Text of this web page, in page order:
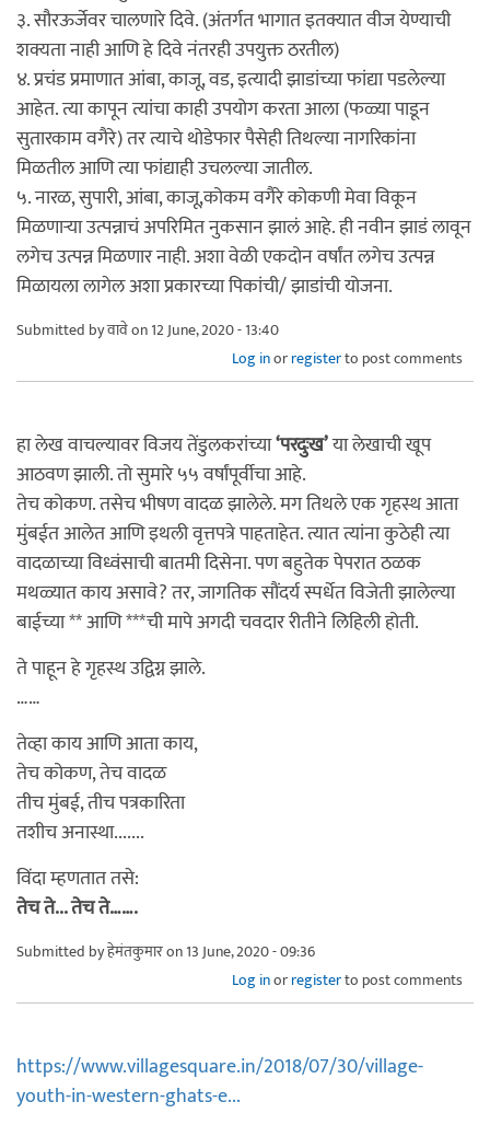
३. सौरऊर्जेवर चालणारे दिवे. (अंतर्गत भागात इतक्यात वीज येण्याची
शक्यता नाही आणि हे दिवे नंतरही उपयुक्त ठरतील)
४. प्रचंड प्रमाणात आंबा, काजू, वड, इत्यादी झाडांच्या फांद्या पडलेल्या
आहेत. त्या कापून त्यांचा काही उपयोग करता आला (फळ्या पाडून
सुतारकाम वगैरे) तर त्याचे थोडेफार पैसेही तिथल्या नागरिकांना
मिळतील आणि त्या फांद्याही उचलल्या जातील.
५. नारळ, सुपारी, आंबा, काजू,कोकम वगैरे कोकणी मेवा विकून
मिळणाऱ्या उत्पन्नाचं अपरिमित नुकसान झालं आहे. ही नवीन झाडं लावून
लगेच उत्पन्न मिळणार नाही. अशा वेळी एकदोन वर्षांत लगेच उत्पन्न
मिळायला लागेल अशा प्रकारच्या पिकांची/ झाडांची योजना.
Submitted byवावेon 12 June, 2020 - 13:40
Log inorregisterto post comments
हा लेख वाचल्यावर विजय तेंडुलकरांच्या‘परदुःख’या लेखाची खूप
आठवण झाली. तो सुमारे ५५ वर्षांपूर्वीचा आहे.
तेच कोकण. तसेच भीषण वादळ झालेले. मग तिथले एक गृहस्थ आता
मुंबईत आलेत आणि इथली वृत्तपत्रे पाहताहेत. त्यात त्यांना कुठेही त्या
वादळाच्या विध्वंसाची बातमी दिसेना. पण बहुतेक पेपरात ठळक
मथळ्यात काय असावे? तर, जागतिक सौंदर्य स्पर्धेत विजेती झालेल्या
बाईच्या ** आणि ***ची मापे अगदी चवदार रीतीने लिहिली होती.
ते पाहून हे गृहस्थ उद्विग्न झाले.
……
तेव्हा काय आणि आता काय,
तेच कोकण, तेच वादळ
तीच मुंबई, तीच पत्रकारिता
तशीच अनास्था.......
विंदा म्हणतात तसे:
तेच ते... तेच ते…….
Submitted byहेमंतकुमारon 13 June, 2020 - 09:36
Log inorregisterto post comments
https://www.villagesquare.in/2018/07/30/village-
youth-in-western-ghats-e...